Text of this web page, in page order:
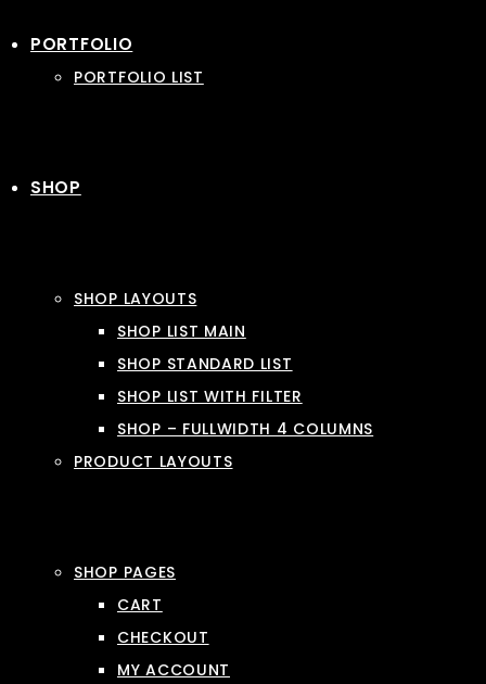
PORTFOLIO
PORTFOLIO LIST
SHOP
SHOP LAYOUTS
SHOP LIST MAIN
SHOP STANDARD LIST
SHOP LIST WITH FILTER
SHOP – FULLWIDTH 4 COLUMNS
PRODUCT LAYOUTS
SHOP PAGES
CART
CHECKOUT
MY ACCOUNT